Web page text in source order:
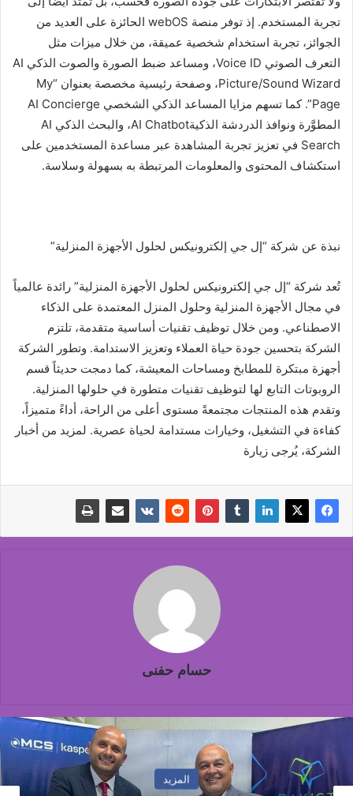
تجربة المستخدم. إذ توفر منصة webOS الحائزة على العديد من
الجوائز، تجربة استخدام شخصية عميقة، من خلال ميزات مثل
التعرف الصوتي Voice ID، ومساعد ضبط الصورة والصوت الذكي AI
Picture/Sound Wizard، وصفحة رئيسية مخصصة بعنوان “My
Page”. كما تسهم مزايا المساعد الذكي الشخصي AI Concierge
المطوَّرة ونوافذ الدردشة الذكيةAI Chatbot، والبحث الذكي AI
Search في تعزيز تجربة المشاهدة عبر مساعدة المستخدمين على
استكشاف المحتوى والمعلومات المرتبطة به بسهولة وسلاسة.
نبذة عن شركة “إل جي إلكترونيكس لحلول الأجهزة المنزلية”
تُعد شركة “إل جي إلكترونيكس لحلول الأجهزة المنزلية” رائدة عالمياً
في مجال الأجهزة المنزلية وحلول المنزل المعتمدة على الذكاء
الاصطناعي. ومن خلال توظيف تقنيات أساسية متقدمة، تلتزم
الشركة بتحسين جودة حياة العملاء وتعزيز الاستدامة. وتطور الشركة
أجهزة مبتكرة للمطابخ ومساحات المعيشة، كما دمجت حديثاً قسم
الروبوتات التابع لها لتوظيف تقنيات متطورة في حلولها المنزلية.
وتقدم هذه المنتجات مجتمعةً مستوى أعلى من الراحة، أداءً متميزاً،
كفاءة في التشغيل، وخيارات مستدامة لحياة عصرية. لمزيد من أخبار
الشركة، يُرجى زيارة
حسام حفنى
المزيد